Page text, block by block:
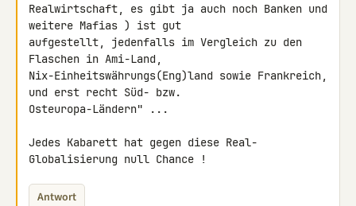
Realwirtschaft, es gibt ja auch noch Banken und
weitere Mafias ) ist gut
aufgestellt, jedenfalls im Vergleich zu den
Flaschen in Ami-Land,
Nix-Einheitswährungs(Eng)land sowie Frankreich,
und erst recht Süd- bzw.
Osteuropa-Ländern" ...
Jedes Kabarett hat gegen diese Real-
Globalisierung null Chance !
Antwort